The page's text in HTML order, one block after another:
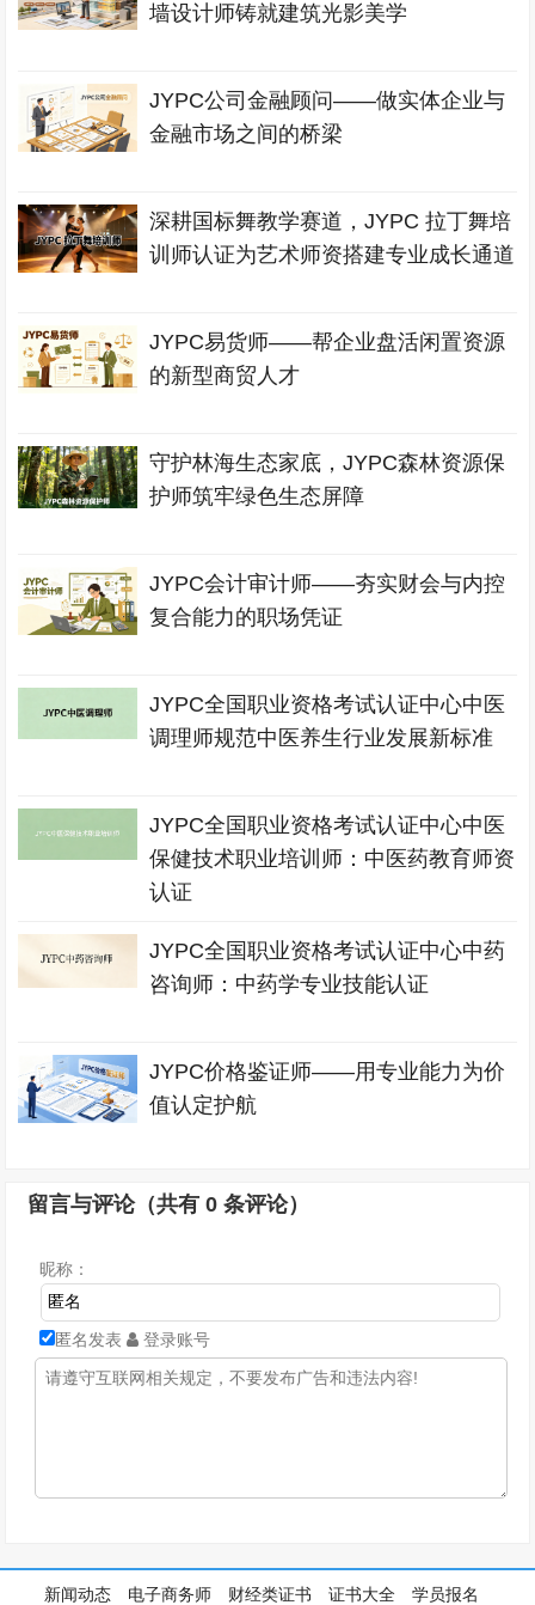
墙设计师铸就建筑光影美学
JYPC公司金融顾问——做实体企业与
金融市场之间的桥梁
深耕国标舞教学赛道，JYPC 拉丁舞培
训师认证为艺术师资搭建专业成长通道
JYPC易货师——帮企业盘活闲置资源
的新型商贸人才
守护林海生态家底，JYPC森林资源保
护师筑牢绿色生态屏障
JYPC会计审计师——夯实财会与内控
复合能力的职场凭证
JYPC全国职业资格考试认证中心中医
调理师规范中医养生行业发展新标准
JYPC全国职业资格考试认证中心中医
保健技术职业培训师：中医药教育师资
认证
JYPC全国职业资格考试认证中心中药
咨询师：中药学专业技能认证
JYPC价格鉴证师——用专业能力为价
值认定护航
留言与评论（共有0 条评论）
昵称：
匿名发表 登录账号
新闻动态 电子商务师 财经类证书 证书大全 学员报名